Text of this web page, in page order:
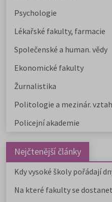
Psychologie
Lékařské fakulty, farmacie
Společenské a human. vědy
Ekonomické fakulty
Žurnalistika
Politologie a mezinár.
Policejní akademie
Nejčtenější články
Kdy vysoké školy pořádají
Na které fakulty se